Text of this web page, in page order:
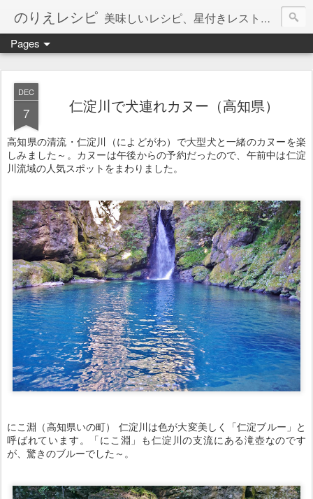
のりえレシピ 美味しいレシピ、星付きレストラン、絶品お取り寄せを紹介しています。
Pages
DEC
7 仁淀川で犬連れカヌー（高知県）
高知県の清流・仁淀川（によどがわ）で大型犬と一緒のカヌーを楽
しみました～。カヌーは午後からの予約だったので、午前中は仁淀
川流域の人気スポットをまわりました。
にこ淵（高知県いの町） 仁淀川は色が大変美しく「仁淀ブルー」と
呼ばれています。「にこ淵」も仁淀川の支流にある滝壺なのです
が、驚きのブルーでした～。